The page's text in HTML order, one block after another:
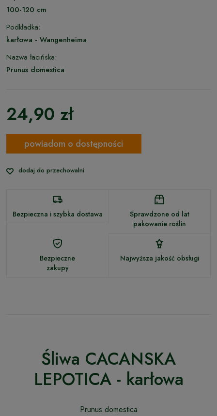
100-120 cm
Podkładka:
karłowa - Wangenheima
Nazwa łacińska:
Prunus domestica
24,90 zł
powiadom o dostępności
dodaj do przechowalni
Bezpieczna i szybka dostawa
Sprawdzone od lat
pakowanie roślin
Bezpieczne
zakupy
Najwyższa jakość obsługi
Śliwa CACANSKA
LEPOTICA - karłowa
Prunus domestica